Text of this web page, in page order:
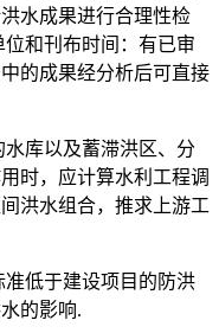
水成果进行合理性检
和刊布时间：有已审
的成果经分析后可直接
库以及蓄滞洪区、分
时，应计算水利工程调
洪水组合，推求上游工
低于建设项目的防洪
的影响.